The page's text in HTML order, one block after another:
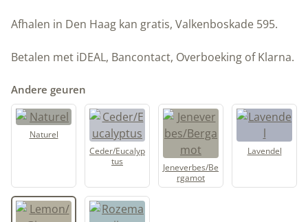
aantal
Afhalen in Den Haag kan gratis, Valkenboskade 595.
Betalen met iDEAL, Bancontact, Overboeking of Klarna.
Andere geuren
Naturel
Ceder/Eucalyp
tus
Jeneverbes/Be
rgamot
Lavendel